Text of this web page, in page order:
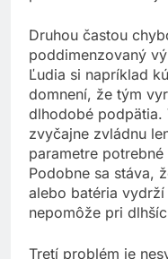
Druhou častou
poddimenzovaný
Ľudia si napríklad
domnení, že tým
dlhodobé podpätia.
zvyčajne zvládnu
parametre
Podobne sa stáva,
alebo batéria vydrží